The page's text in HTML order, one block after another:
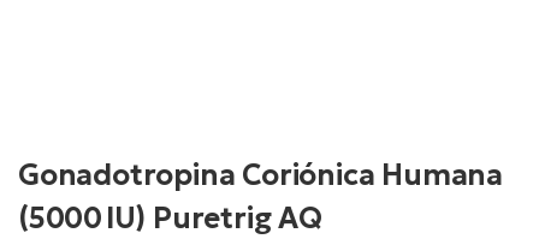
Gonadotropina Coriónica Humana
(5000 IU) Puretrig AQ